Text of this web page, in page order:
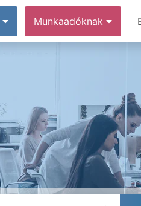
Munkaadóknak